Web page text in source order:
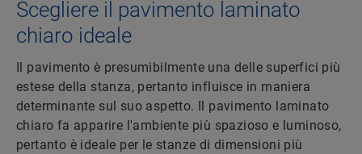
Scegliere il pavimento laminato
chiaro ideale
Il pavimento è presumibilmente una delle superfici più
estese della stanza, pertanto influisce in maniera
determinante sul suo aspetto. Il pavimento laminato
chiaro fa apparire l'ambiente più spazioso e luminoso,
pertanto è ideale per le stanze di dimensioni più